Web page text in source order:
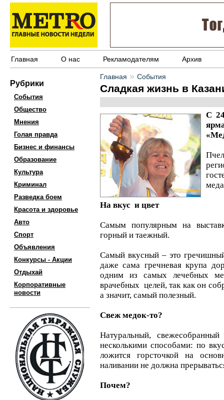
Главная О нас Рекламодателям Архив
Рубрики
События
Общество
Мнения
Голая правда
Бизнес и финансы
Образование
Культура
Криминал
Разведка боем
Красота и здоровье
Авто
Спорт
Объявления
Конкурсы - Акции
Отдыхай
Корпоративные
новости
Главная » События
Сладкая жизнь в
С
На вкус и цвет
Самым популярным на
горный и таежный.
Самый вкусный – это
даже сама гречневая крупа
одним из самых лечебных
врачебных целей, так как он
а значит, самый полезный.
Свеж медок-то?
Натуральный,
несколькими способами: по
ложится горсточкой на
наливании не должна
Почем?